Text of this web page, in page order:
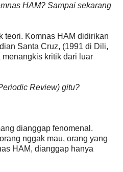
HAM? Sampai sekarang
Komnas HAM didirikan
Santa Cruz, (1991 di Dili,
menangkis kritik dari luar
Review) gitu?
dianggap fenomenal.
nggak mau, orang yang
HAM, dianggap hanya